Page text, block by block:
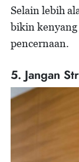
Selain lebih
bikin kenyang
pencernaan.
5. Jangan